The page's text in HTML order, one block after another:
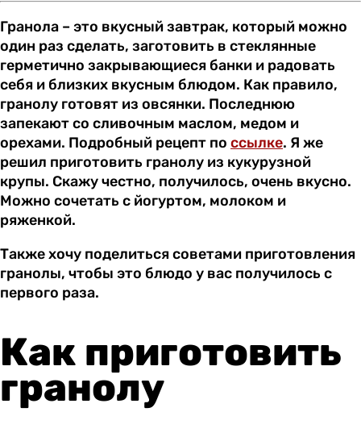
Гранола – это вкусный завтрак, который можно
один раз сделать, заготовить в стеклянные
герметично закрывающиеся банки и радовать
себя и близких вкусным блюдом. Как правило,
гранолу готовят из овсянки. Последнюю
запекают со сливочным маслом, медом и
орехами. Подробный рецепт по ссылке. Я же
решил приготовить гранолу из кукурузной
крупы. Скажу честно, получилось, очень вкусно.
Можно сочетать с йогуртом, молоком и
ряженкой.
Также хочу поделиться советами приготовления
гранолы, чтобы это блюдо у вас получилось с
первого раза.
Как приготовить
гранолу